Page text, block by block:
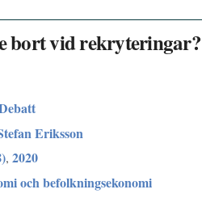
bort vid rekryteringar?
Eriksson
, 2020
och befolkningsekonomi